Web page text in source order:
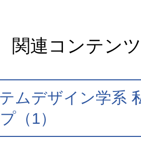
関連コンテンツ
ムデザイン学系
（1）